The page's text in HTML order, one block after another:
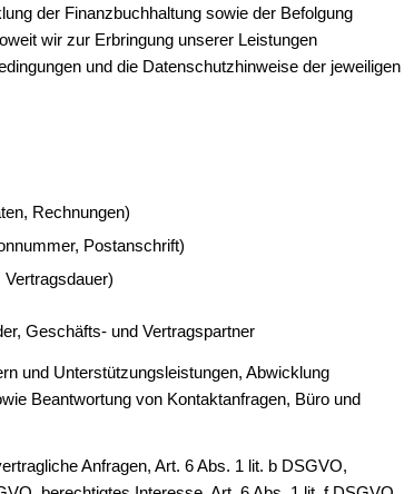
der Finanzbuchhaltung sowie der Befolgung
wir zur Erbringung unserer Leistungen
und die Datenschutzhinweise der jeweiligen
Rechnungen)
Postanschrift)
Geschäfts- und Vertragspartner
und Unterstützungsleistungen, Abwicklung
Beantwortung von Kontaktanfragen, Büro und
Anfragen, Art. 6 Abs. 1 lit. b DSGVO,